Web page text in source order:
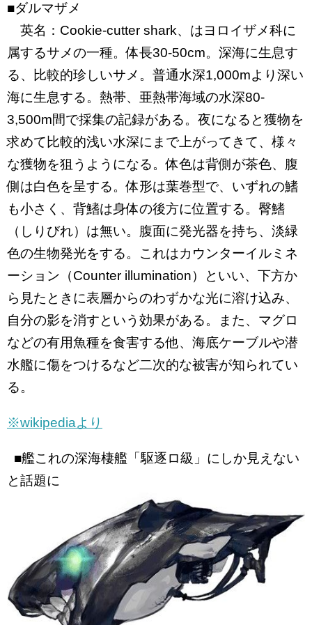
■ダルマザメ
英名：Cookie-cutter shark、はヨロイザメ科に
属するサメの一種。体長30-50cm。深海に生息す
る、比較的珍しいサメ。普通水深1,000mより深い
海に生息する。熱帯、亜熱帯海域の水深80-
3,500m間で採集の記録がある。夜になると獲物を
求めて比較的浅い水深にまで上がってきて、様々
な獲物を狙うようになる。体色は背側が茶色、腹
側は白色を呈する。体形は葉巻型で、いずれの鰭
も小さく、背鰭は身体の後方に位置する。臀鰭
（しりびれ）は無い。腹面に発光器を持ち、淡緑
色の生物発光をする。これはカウンターイルミネ
ーション（Counter illumination）といい、下方か
ら見たときに表層からのわずかな光に溶け込み、
自分の影を消すという効果がある。また、マグロ
などの有用魚種を食害する他、海底ケーブルや潜
水艦に傷をつけるなど二次的な被害が知られてい
る。
※wikipediaより
■艦これの深海棲艦「駆逐ロ級」にしか見えない
と話題に